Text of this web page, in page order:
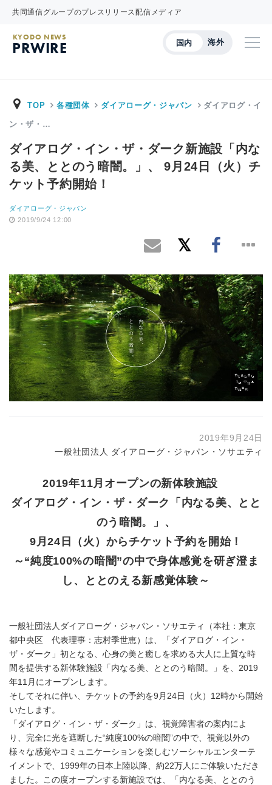
共同通信グループのプレスリリース配信メディア
国内 海外
KYODO NEWS
PRWIRE
TOP 各種団体 ダイアローグ・ジャパン ダイアログ・イ
ン・ザ・…
ダイアログ・イン・ザ・ダーク新施設「内な
る美、ととのう暗闇。」、 9月24日（火）チ
ケット予約開始！
ダイアローグ・ジャパン
2019/9/24 12:00
2019年9月24日
一般社団法人 ダイアローグ・ジャパン・ソサエティ
2019年11月オープンの新体験施設
ダイアログ・イン・ザ・ダーク「内なる美、とと
のう暗闇。」、
9月24日（火）からチケット予約を開始！
～“純度100%の暗闇”の中で身体感覚を研ぎ澄ま
し、ととのえる新感覚体験～
一般社団法人ダイアローグ・ジャパン・ソサエティ（本社：東京
都中央区 代表理事：志村季世恵）は、「ダイアログ・イン・
ザ・ダーク」初となる、心身の美と癒しを求める大人に上質な時
間を提供する新体験施設「内なる美、ととのう暗闇。」を、2019
年11月にオープンします。
そしてそれに伴い、チケットの予約を9月24日（火）12時から開始
いたします。
「ダイアログ・イン・ザ・ダーク」は、視覚障害者の案内によ
り、完全に光を遮断した“純度100%の暗闇”の中で、視覚以外の
様々な感覚やコミュニケーションを楽しむソーシャルエンターテ
イメントで、1999年の日本上陸以降、約22万人にご体験いただき
ました。この度オープンする新施設では、「内なる美、ととのう